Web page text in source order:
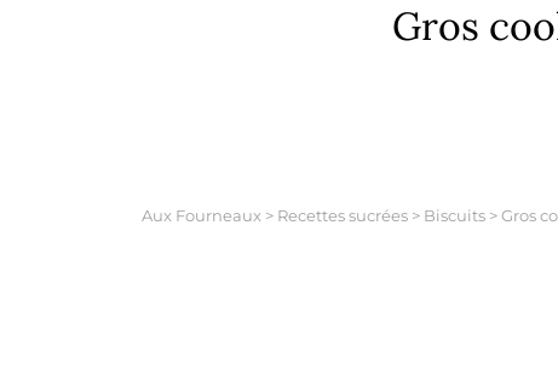
Gros
Aux Fourneaux > Recettes sucrées > Biscuits >Gros